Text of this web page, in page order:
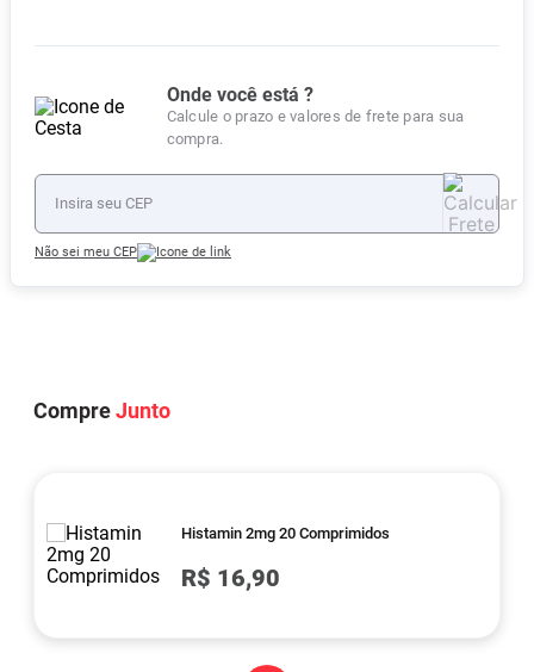
Onde você está ?
Calcule o prazo e valores de frete para sua
compra.
Não sei meu CEP
CompreJunto
Histamin 2mg 20 Comprimidos
R$ 16,90